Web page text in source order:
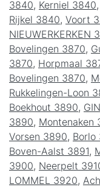
3840, Kerniel 3840,
Rijkel 3840, Voort
NIEUWERKERKEN
Bovelingen 3870,
3870, Horpmaal
Bovelingen 3870,
Rukkelingen-Loon
Boekhout 3890,
3890, Montenaken
Vorsen 3890, Borlo
Boven-Aalst 3891,
3900, Neerpelt
LOMMEL 3920,